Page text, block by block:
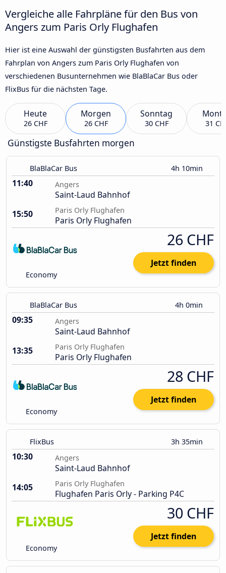
Vergleiche alle Fahrpläne für den Bus von
Angers zum Paris Orly Flughafen
Hier ist eine Auswahl der günstigsten Busfahrten aus dem
Fahrplan von Angers zum Paris Orly Flughafen von
verschiedenen Busunternehmen wie BlaBlaCar Bus oder
FlixBus für die nächsten Tage.
Heute
26 CHF
Morgen
26 CHF
Sonntag
30 CHF 31
Günstigste Busfahrten morgen
BlaBlaCar Bus 4h 10min
11:40 Angers
Saint-Laud Bahnhof
15:50
Paris Orly Flughafen
Paris Orly Flughafen
Economy
26 CHF
Jetzt finden
BlaBlaCar Bus 4h 0min
09:35 Angers
Saint-Laud Bahnhof
13:35
Paris Orly Flughafen
Paris Orly Flughafen
Economy
28 CHF
Jetzt finden
FlixBus 3h 35min
10:30 Angers
Saint-Laud Bahnhof
14:05
Paris Orly Flughafen
Flughafen Paris Orly - Parking P4C
Economy
30 CHF
Jetzt finden